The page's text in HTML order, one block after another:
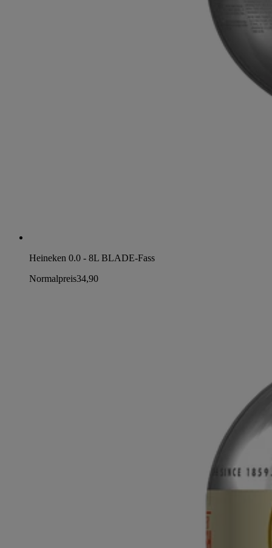
Heineken 0.0 - 8L BLADE-Fass
Normalpreis34,90